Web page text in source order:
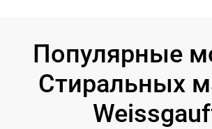
Популярные
Стиральных